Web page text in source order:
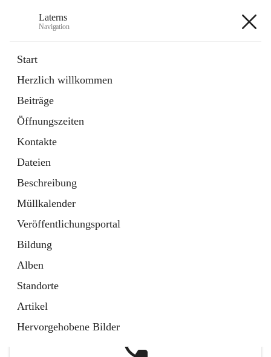
Laterns
Navigation
Start
Herzlich willkommen
Beiträge
Öffnungszeiten
Kontakte
Dateien
Beschreibung
Müllkalender
Veröffentlichungsportal
Bildung
Alben
Standorte
Artikel
Hervorgehobene Bilder
11 Schnellzugriffe
Soziales
1 Schnellzugriff